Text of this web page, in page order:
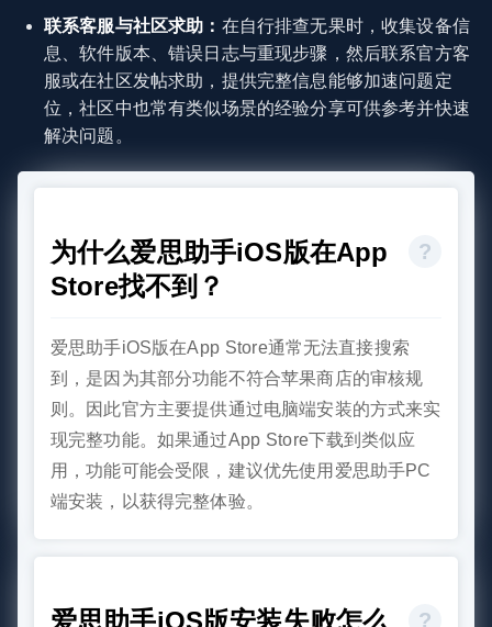
联系客服与社区求助： 在自行排查无果时，收集设备信
息、软件版本、错误日志与重现步骤，然后联系官方客
服或在社区发帖求助，提供完整信息能够加速问题定
位，社区中也常有类似场景的经验分享可供参考并快速
解决问题。
为什么爱思助手iOS版在App
Store找不到？
爱思助手iOS版在App Store通常无法直接搜索
到，是因为其部分功能不符合苹果商店的审核规
则。因此官方主要提供通过电脑端安装的方式来实
现完整功能。如果通过App Store下载到类似应
用，功能可能会受限，建议优先使用爱思助手PC
端安装，以获得完整体验。
爱思助手iOS版安装失败怎么